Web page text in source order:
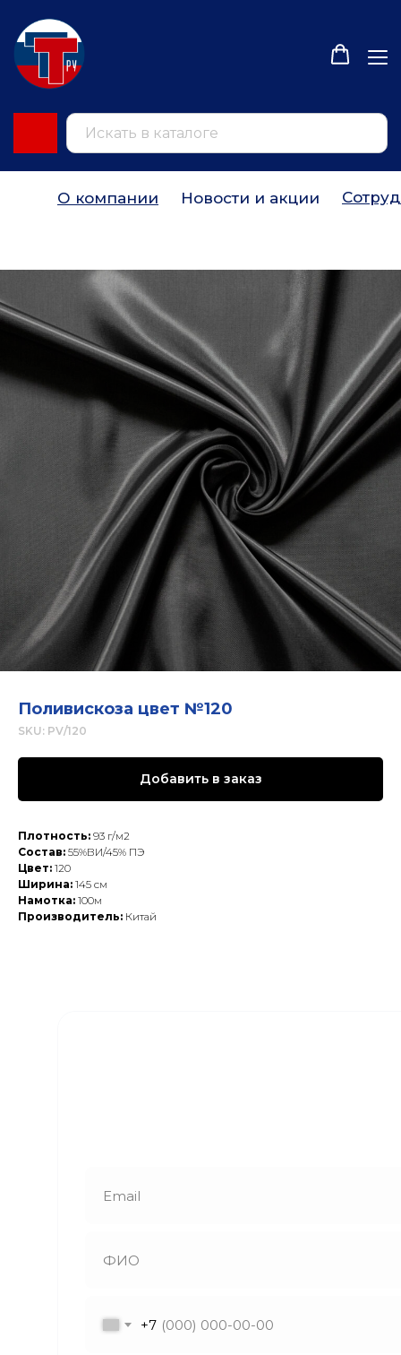
О компании Новости и акции
Поливискоза цвет №120
SKU: PV/120
Добавить в заказ
Плотность: 93 г/м2
Состав: 55%ВИ/45% ПЭ
Цвет: 120
Ширина: 145 см
Намотка: 100м
Производитель: Китай
+7